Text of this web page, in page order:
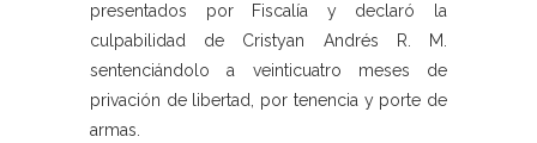
presentados por Fiscalía y declaró la
culpabilidad de Cristyan Andrés R. M.
sentenciándolo a veinticuatro meses de
privación de libertad, por tenencia y porte de
armas.